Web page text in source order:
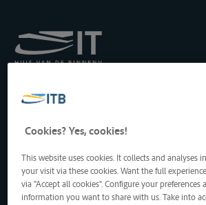
Transport auf der
Drukpersstraat 19
1000 Brüssel, Belgien
Tel: +32 2 217 09 67
http://www.itb-info.be
itb-info@itb-info.be
Cookies? Yes, cookies!
This website uses cookies. It collects and analyses
your visit via these cookies. Want the full
via "Accept all cookies". Configure your
information you want to share with us. Take into